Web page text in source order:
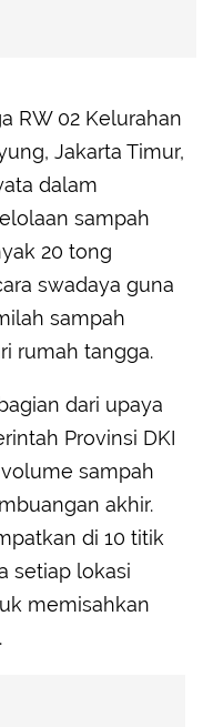
RW 02 Kelurahan
Jakarta Timur,
dalam
sampah
20 tong
swadaya guna
sampah
rumah tangga.
dari upaya
Provinsi DKI
sampah
akhir.
di 10 titik
setiap lokasi
memisahkan